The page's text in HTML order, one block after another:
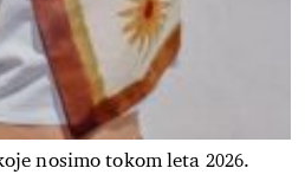
nosimo tokom leta 2026.